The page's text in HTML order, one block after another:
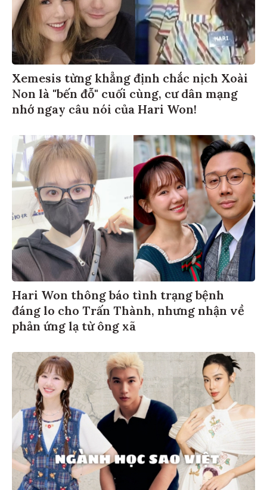
Xemesis từng khẳng định chắc nịch Xoài
Non là "bến đỗ" cuối cùng, cư dân mạng
nhớ ngay câu nói của Hari Won!
Hari Won thông báo tình trạng bệnh
đáng lo cho Trấn Thành, nhưng nhận về
phản ứng lạ từ ông xã